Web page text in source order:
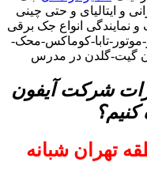
و ایتالیای و حتی چینی
نمایندگی انواع جک برقی
موتور-تابا-کوماکس-محک-
گیت-گلدن در مدرس
شرکت آیفون
تهران شبانه